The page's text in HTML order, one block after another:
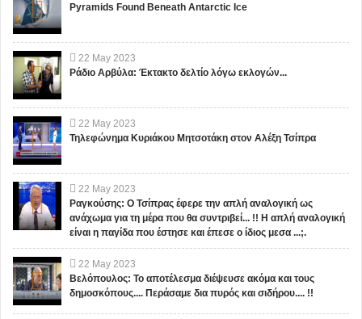
Pyramids Found Beneath Antarctic Ice
22 May 2023
Ράδιο Αρβύλα: Έκτακτο δελτίο λόγω εκλογών...
22 May 2023
Τηλεφώνημα Κυριάκου Μητσοτάκη στον Αλέξη Τσίπρα
22 May 2023
Ραγκούσης: Ο Τσίπρας έφερε την απλή αναλογική ως
ανάχωμα για τη μέρα που θα συντριβεί... !! Η απλή αναλογική
είναι η παγίδα που έστησε και έπεσε ο ίδιος μεσα ...;.
22 May 2023
Βελόπουλος: Το αποτέλεσμα διέψευσε ακόμα και τους
δημοσκόπους.... Περάσαμε δια πυρός και σιδήρου.... !!